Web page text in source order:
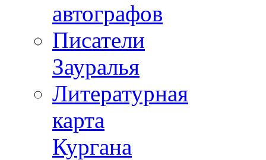
автографов
Писатели
Зауралья
Литературная
карта
Кургана